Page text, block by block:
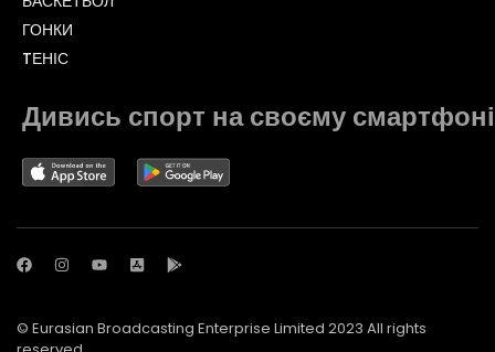
ГОНКИ
TЕНІС
Дивись спорт на своєму смартфоні
© Eurasian Broadcasting Enterprise Limited 2023 All rights